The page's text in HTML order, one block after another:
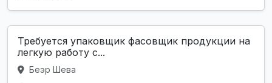
Требуется упаковщик фасовщик продукции на
легкую работу с...
Беэр Шева